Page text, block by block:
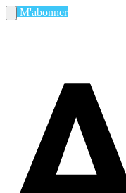
M'abonner